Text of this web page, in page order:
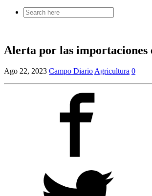
Search
for:
Alerta por las importaciones
Ago 22, 2023 Campo Diario Agricultura 0